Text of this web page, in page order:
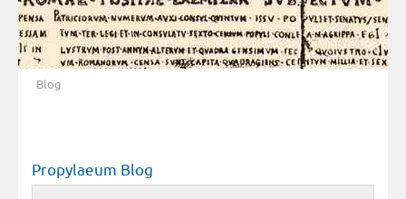
Blog
Propylaeum Blog